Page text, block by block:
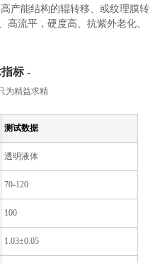
产能结构的辊转移、或纹理膜转
高流平，硬度高、抗紫外老化、
标 -
为精益求精
测试数据
透明液体
70-120
100
1.03±0.05